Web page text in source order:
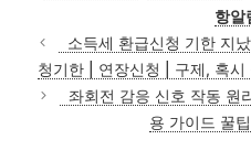
항알
소득세 환급신청 기한 지
청기한 | 연장신청 | 구제, 혹
좌회전 감응 신호 작동 원
용 가이드 꿀